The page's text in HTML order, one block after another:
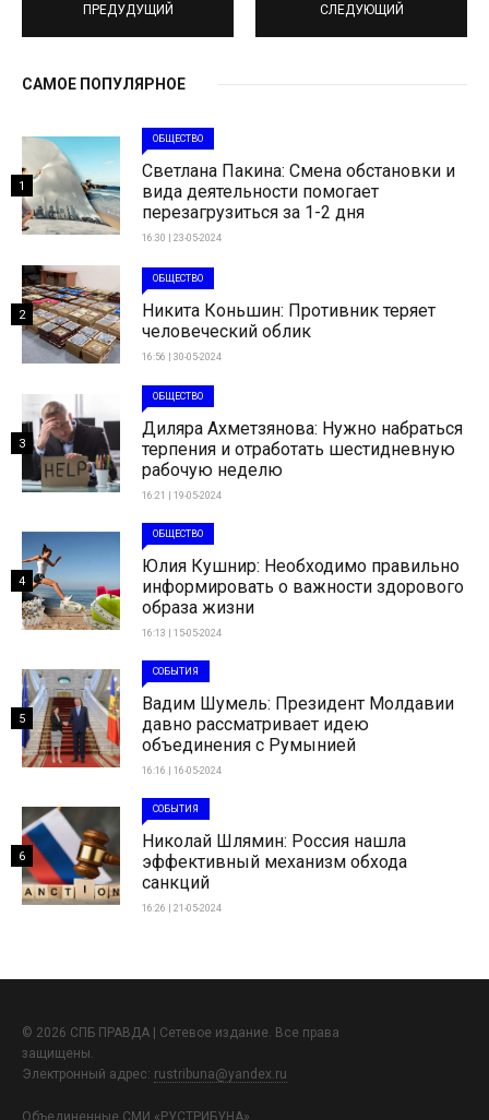
ПРЕДУДУЩИЙ СЛЕДУЮЩИЙ
САМОЕ ПОПУЛЯРНОЕ
ОБЩЕСТВО
Светлана Пакина: Смена обстановки и
вида деятельности помогает
перезагрузиться за 1-2 дня
16:30 | 23-05-2024
1
ОБЩЕСТВО
Никита Коньшин: Противник теряет
человеческий облик
16:56 | 30-05-2024
2
ОБЩЕСТВО
Диляра Ахметзянова: Нужно набраться
терпения и отработать шестидневную
рабочую неделю
16:21 | 19-05-2024
3
ОБЩЕСТВО
Юлия Кушнир: Необходимо правильно
информировать о важности здорового
образа жизни
16:13 | 15-05-2024
4
СОБЫТИЯ
Вадим Шумель: Президент Молдавии
давно рассматривает идею
объединения с Румынией
16:16 | 16-05-2024
5
СОБЫТИЯ
Николай Шлямин: Россия нашла
эффективный механизм обхода
санкций
16:26 | 21-05-2024
6
© 2026 СПБ ПРАВДА | Сетевое издание. Все права
защищены.
Электронный адрес: rustribuna@yandex.ru
Объединенные СМИ «РУСТРИБУНА»